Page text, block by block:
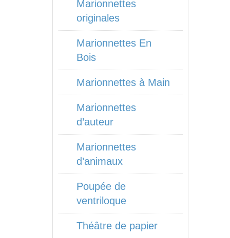
Marionnettes
originales
Marionnettes En
Bois
Marionnettes à Main
Marionnettes
d’auteur
Marionnettes
d’animaux
Poupée de
ventriloque
Théâtre de papier